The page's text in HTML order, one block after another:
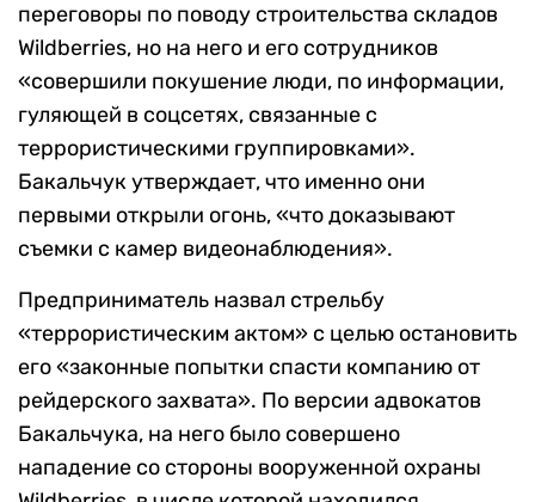
переговоры по поводу строительства складов
Wildberries, но на него и его сотрудников
«совершили покушение люди, по информации,
гуляющей в соцсетях, связанные с
террористическими группировками».
Бакальчук утверждает, что именно они
первыми открыли огонь, «что доказывают
съемки с камер видеонаблюдения».
Предприниматель назвал стрельбу
«террористическим актом» с целью остановить
его «законные попытки спасти компанию от
рейдерского захвата». По версии адвокатов
Бакальчука, на него было совершено
нападение со стороны вооруженной охраны